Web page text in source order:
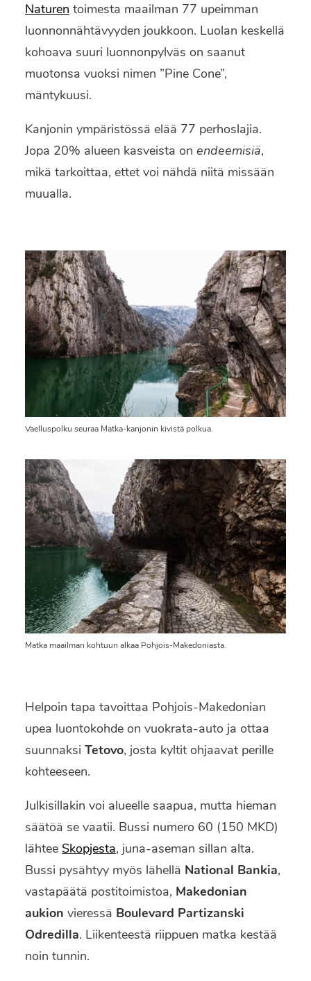
Naturen toimesta maailman 77 upeimman
luonnonnähtävyyden joukkoon. Luolan keskellä
kohoava suuri luonnonpylväs on saanut
muotonsa vuoksi nimen ”Pine Cone”,
mäntykuusi.
Kanjonin ympäristössä elää 77 perhoslajia.
Jopa 20% alueen kasveista on endeemisiä,
mikä tarkoittaa, ettet voi nähdä niitä missään
muualla.
Vaelluspolku seuraa Matka-kanjonin kivistä polkua.
Matka maailman kohtuun alkaa Pohjois-Makedoniasta.
Helpoin tapa tavoittaa Pohjois-Makedonian
upea luontokohde on vuokrata-auto ja ottaa
suunnaksi Tetovo, josta kyltit ohjaavat perille
kohteeseen.
Julkisillakin voi alueelle saapua, mutta hieman
säätöä se vaatii. Bussi numero 60 (150 MKD)
lähtee Skopjesta, juna-aseman sillan alta.
Bussi pysähtyy myös lähellä National Bankia,
vastapäätä postitoimistoa, Makedonian
aukion vieressä Boulevard Partizanski
Odredilla. Liikenteestä riippuen matka kestää
noin tunnin.